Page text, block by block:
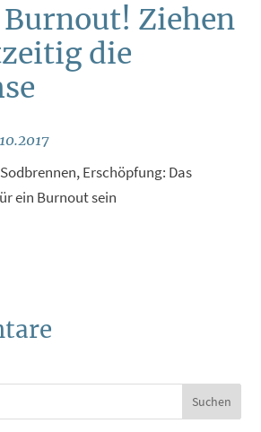
Ziehen
die
Erschöpfung: Das
ein Burnout sein